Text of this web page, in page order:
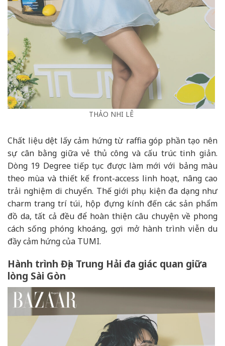
THẢO NHI LÊ
Chất liệu dệt lấy cảm hứng từ raffia góp phần tạo nên
sự cân bằng giữa vẻ thủ công và cấu trúc tinh giản.
Dòng 19 Degree tiếp tục được làm mới với bảng màu
theo mùa và thiết kế front-access linh hoạt, nâng cao
trải nghiệm di chuyển. Thế giới phụ kiện đa dạng như
charm trang trí túi, hộp đựng kính đến các sản phẩm
đồ da, tất cả đều để hoàn thiện câu chuyện về phong
cách sống phóng khoáng, gợi mở hành trình viễn du
đầy cảm hứng của TUMI.
Hành trình Địa Trung Hải đa giác quan giữa
lòng Sài Gòn